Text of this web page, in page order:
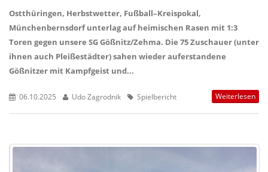
Ostthüringen, Herbstwetter, Fußball–Kreispokal,
Münchenbernsdorf unterlag auf heimischen Rasen mit 1:3
Toren gegen unsere SG Gößnitz/Zehma. Die 75 Zuschauer (unter
ihnen auch Pleißestädter) sahen wieder auferstandene
Gößnitzer mit Kampfgeist und...
06.10.2025 Udo Zagrodnik Spielbericht Weiterlesen